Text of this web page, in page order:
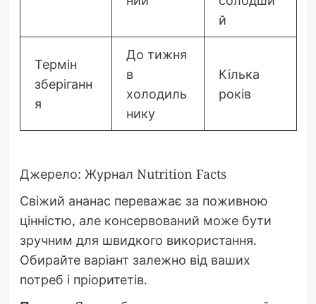
й
Термін
зберіганн
я
До тижня
в
холодиль
нику
Кілька
років
Джерело: Журнал Nutrition Facts
Свіжий ананас переважає за поживною
цінністю, але консервований може бути
зручним для швидкого використання.
Обирайте варіант залежно від ваших
потреб і пріоритетів.